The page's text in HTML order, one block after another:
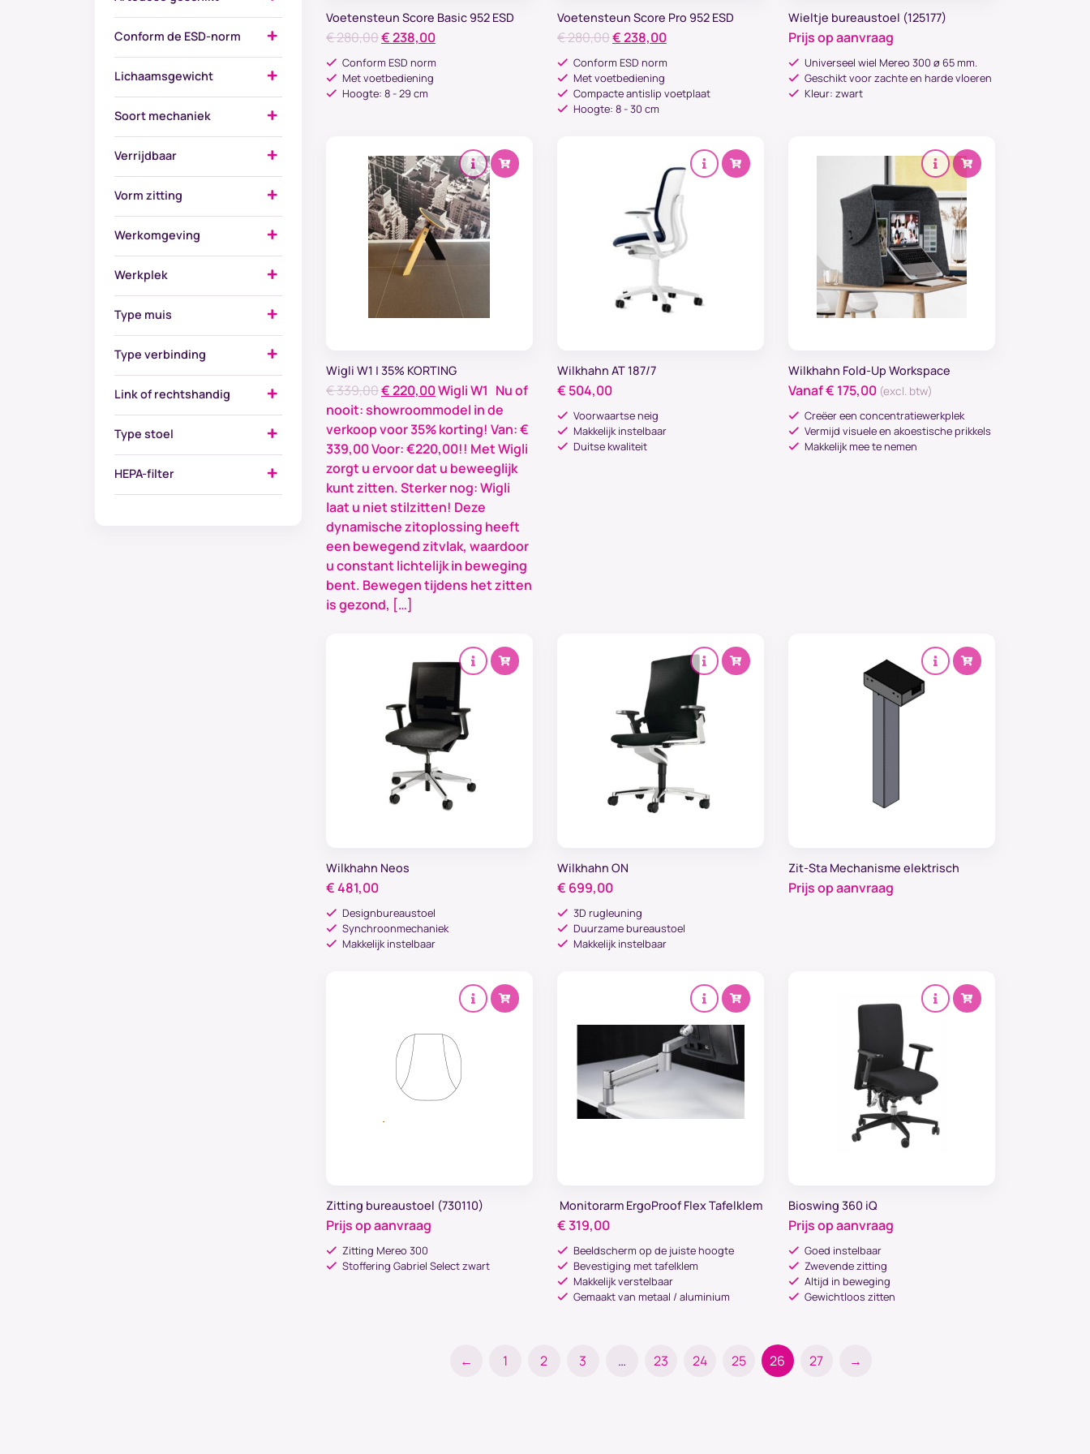
Conform de ESD-norm
Lichaamsgewicht
Soort mechaniek
Verrijdbaar
Vorm zitting
Werkomgeving
Werkplek
Type muis
Type verbinding
Link of rechtshandig
Type stoel
HEPA-filter
Voetensteun Score Basic 952 ESD
€280,00Oorspronkelijke
prijs
was:
€ 280,00.
€238,00Huidige
Conform ESD norm
Met voetbediening
Hoogte: 8 - 29 cm
Voetensteun Score Pro 952 ESD
€280,00Oorspronkelijke
prijs
was:
€ 280,00.
€238,00Huidige
€ 238,00.
Conform ESD norm
Met voetbediening
Compacte antislip voetplaat
Hoogte: 8 - 30 cm
Wieltje bureaustoel (125177)
Prijs op aanvraag
Universeel wiel Mereo 300 ø 65 mm.
Geschikt voor zachte en harde vloeren
Kleur: zwart
Wigli W1 | 35% KORTING
€339,00Oorspronkelijke
prijs
was:
€ 339,00.
€220,00Huidige
prijs
is:
€ 220,00.
Wigli W1 Nu of
nooit: showroommodel in de
verkoop voor 35% korting! Van: €
339,00 Voor: €220,00!! Met Wigli
zorgt u ervoor dat u beweeglijk
kunt zitten. Sterker nog: Wigli
laat u niet stilzitten! Deze
dynamische zitoplossing heeft
een bewegend zitvlak, waardoor
u constant lichtelijk in beweging
bent. Bewegen tijdens het zitten
is gezond, […]
Wilkhahn AT 187/7
€ 504,00
Voorwaartse neig
Makkelijk instelbaar
Duitse kwaliteit
Wilkhahn Fold-Up Workspace
Vanaf€ 175,00 (excl. btw)
Creëer een concentratiewerkplek
Vermijd visuele en akoestische prikkels
Makkelijk mee te nemen
Wilkhahn Neos
€481,00
Designbureaustoel
Synchroonmechaniek
Makkelijk instelbaar
Wilkhahn ON
€ 699,00
3D rugleuning
Duurzame bureaustoel
Makkelijk instelbaar
Zit-Sta Mechanisme elektrisch
Prijs op aanvraag
Zitting bureaustoel (730110)
Prijs op aanvraag
Zitting Mereo 300
Stoffering Gabriel Select zwart
Monitorarm ErgoProof Flex Tafelklem
€319,00
Beeldscherm op de juiste hoogte
Bevestiging met tafelklem
Makkelijk verstelbaar
Gemaakt van metaal / aluminium
Bioswing 360 iQ
Prijs op aanvraag
Goed instelbaar
Zwevende zitting
Altijd in beweging
Gewichtloos zitten
← 1 2 3 … 23 24 25 26 27 →
Ben jij een zakelijke klant?
oplossingen en voordelen.
Doorgaan als consument Ga naar zakelijk